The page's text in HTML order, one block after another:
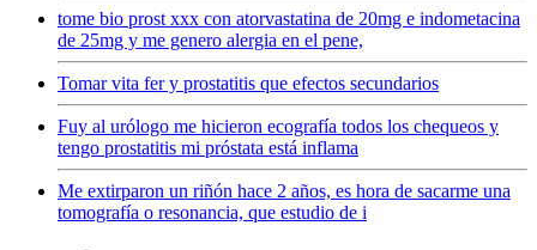
tome bio prost xxx con atorvastatina de 20mg e indometacina
de 25mg y me genero alergia en el pene,
Tomar vita fer y prostatitis que efectos secundarios
Fuy al urólogo me hicieron ecografía todos los chequeos y
tengo prostatitis mi próstata está inflama
Me extirparon un riñón hace 2 años, es hora de sacarme una
tomografía o resonancia, que estudio de i